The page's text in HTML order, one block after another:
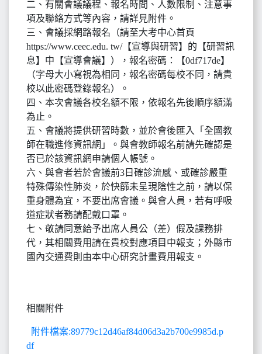
二、有關會議議程、報名時間、人數限制、注意事
項及聯絡方式等內容，請詳見附件。
三、會議採網路報名（請至大考中心首頁
https://www.ceec.edu. tw/【宣導與研習】的【研習訊
息】中【宣導會議】），報名密碼：【0df717de】
（字母大小寫視為相同，報名密碼每校不同，請貴
校以此密碼登錄報名）。
四、本次會議各校名額不限，依報名先後順序額滿
為止。
五、會議將提供研習時數，並於會後匯入「全國教
師在職進修資訊網」。與會教師報名前請先確認是
否已於該資訊網申請個人帳號。
六、與會者若於會議前3日確診流感、或確診嚴重
特殊傳染性肺炎，於快篩未呈現陰性之前，請以保
重身體為宜，不要出席會議。與會人員，若有呼吸
道症狀者務請配戴口罩。
七、敬請同意給予出席人員公（差）假及課務排
代，其相關費用請在貴校對應項目中報支；外縣市
國內交通費則由本中心研究計畫費用報支。
相關附件
附件檔案:89779c12d46af84d06d3a2b700e9985d.p
df